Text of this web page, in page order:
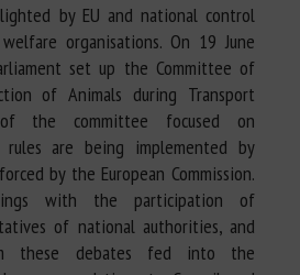
by EU and national control
organisations. On 19 June
set up the Committee of
of Animals during Transport
the committee focused on
rules are being implemented by
by the European Commission.
with the participation of
of national authorities, and
these debates fed into the